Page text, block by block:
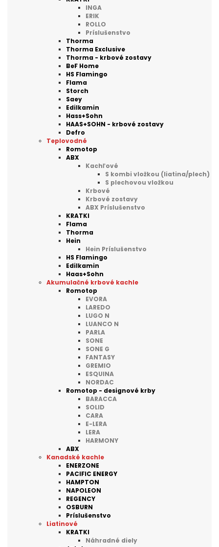
INGA
ERIK
ROLLO
Príslušenstvo
Thorma
Thorma Exclusive
Thorma - krbové zostavy
BeF Home
HS Flamingo
Flama
Storch
Saey
Edilkamin
Hass+Sohn
HAAS+SOHN - krbové zostavy
Defro
Teplovodné
Romotop
ABX
Kachľové
S kombi vložkou (liatina/plech)
S plechovou vložkou
Krbové
Krbové zostavy
ABX Príslušenstvo
KRATKI
Flama
Thorma
Hein
Hein Príslušenstvo
HS Flamingo
Edilkamin
Haas+Sohn
Akumulačné krbové kachle
Romotop
EVORA
LAREDO
LUGO N
LUANCO N
PARLA
SONE
SONE G
FANTASY
GREMIO
ESQUINA
NORDAC
Romotop - designové krby
BARACCA
SOLID
CARA
E-LERA
LERA
HARMONY
ABX
Kanadské kachle
ENERZONE
PACIFIC ENERGY
HAMPTON
NAPOLEON
REGENCY
OSBURN
Príslušenstvo
Liatinové
KRATKI
Náhradné diely